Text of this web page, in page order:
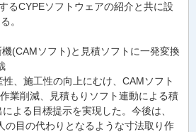
るCYPEソフトウェアの紹介と共に設
。
(CAMソフト)と見積ソフトに一発変換
、施工性の向上にむけ、CAMソフト
業削減、見積もりソフト連動による積
よる目標提示を実現した。今後は、
の目の代わりとなるような寸法取り作